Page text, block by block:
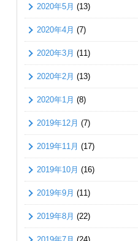
2020年5月 (13)
2020年4月 (7)
2020年3月 (11)
2020年2月 (13)
2020年1月 (8)
2019年12月 (7)
2019年11月 (17)
2019年10月 (16)
2019年9月 (11)
2019年8月 (22)